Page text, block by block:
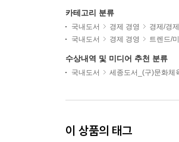
카테고리 분류
국내도서 경제 경영 경제/경
국내도서
경제 경영 트렌드/
수상내역 및 미디어 추천 분류
국내도서 세종도서_(구)문화체
이 상품의 태그